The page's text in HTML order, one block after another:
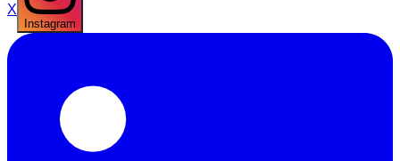
X
Instagram